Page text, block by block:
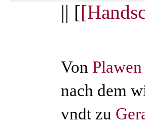
|| [
Von Plawen
nach dem
vndt zu